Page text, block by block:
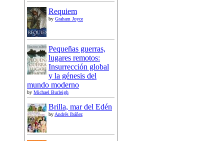
Requiem
by Graham Joyce
Pequeñas guerras,
lugares remotos:
Insurrección global
y la génesis del
mundo moderno
by Michael Burleigh
Brilla, mar del Edén
by Andrés Ibáñez